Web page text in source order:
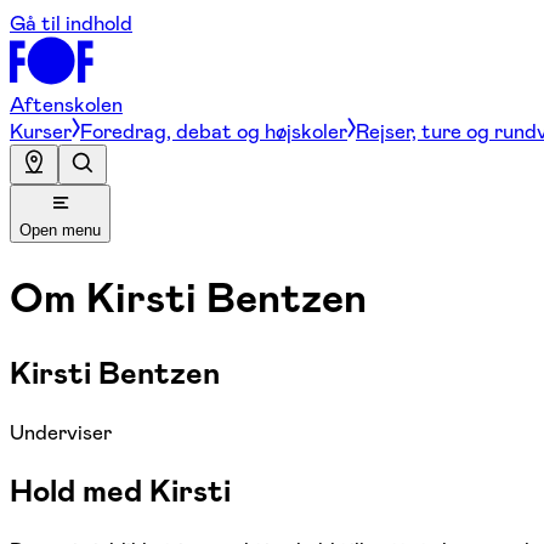
Gå til indhold
Aftenskolen
Kurser Foredrag, debat og højskoler Rejser, ture og
Open menu
Om Kirsti Bentzen
Kirsti Bentzen
Underviser
Hold med Kirsti